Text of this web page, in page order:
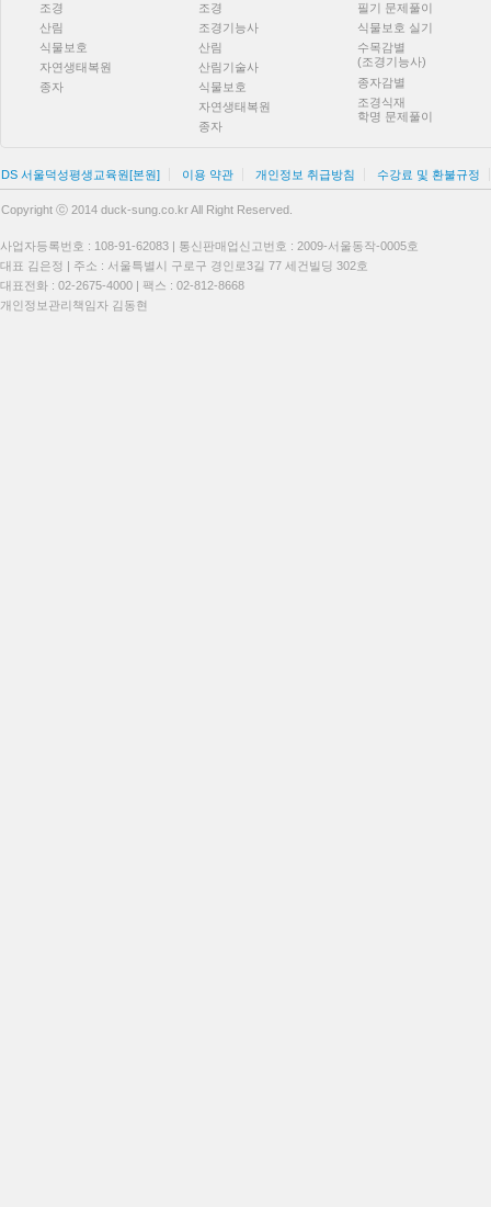
조경
산림
식물보호
자연생태복원
종자
조경
조경기능사
산림
산림기술사
식물보호
자연생태복원
종자
필기 문제풀이
식물보호 실기
수목감별
(조경기능사)
종자감별
조경식재
학명 문제풀이
DS 서울덕성평생교육원[본원] 이용 약관 개인정보 취급방침 수강료 및 환불규정
Copyright ⓒ 2014 duck-sung.co.kr All Right Reserved.
사업자등록번호 : 108-91-62083 | 통신판매업신고번호 : 2009-서울동작-0005호
대표 김은정 | 주소 : 서울특별시 구로구 경인로3길 77 세건빌딩 302호
대표전화 : 02-2675-4000 | 팩스 : 02-812-8668
개인정보관리책임자 김동현